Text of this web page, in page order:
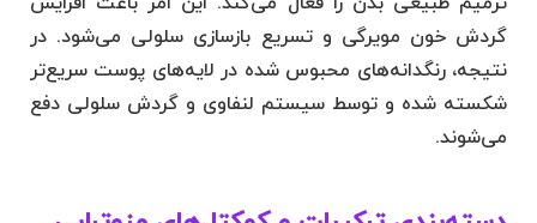
گردش خون مویرگی و تسریع بازسازی سلولی می‌شود. در
نتیجه، رنگدانه‌های محبوس شده در لایه‌های پوست سریع‌تر
شکسته شده و توسط سیستم لنفاوی و گردش سلولی دفع
می‌شوند.